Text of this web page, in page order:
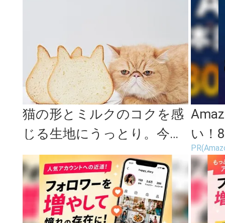
猫の形とミルクのコクを感
じる生地にうっとり。今注
目の高級食パン店「ねこね
こ食パン...
い！
場